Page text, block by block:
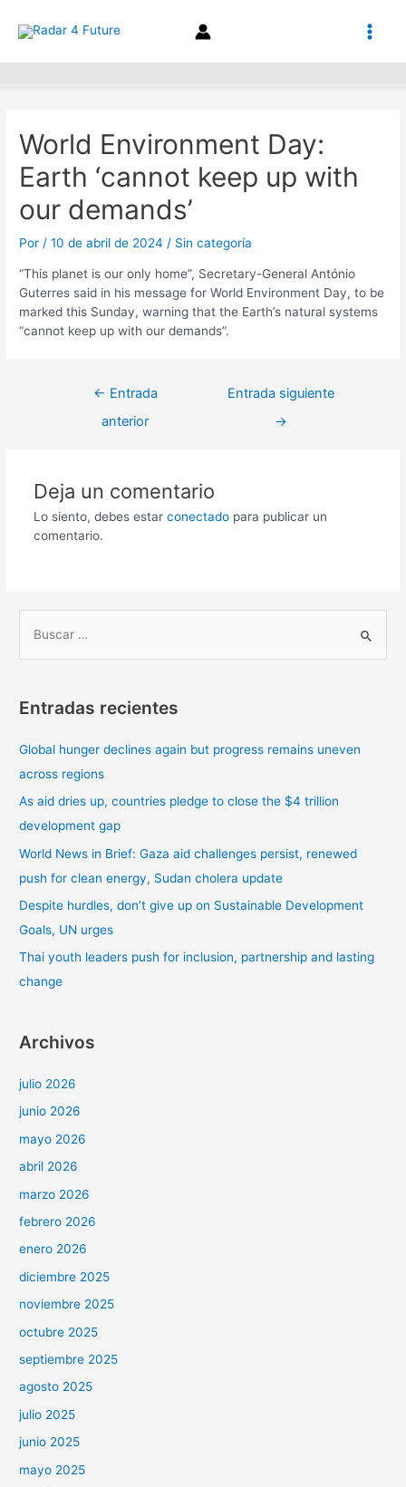
World Environment Day:
Earth ‘cannot keep up with
our demands’
Por /10 de abril de 2024 / Sin categoría
“This planet is our only home”, Secretary-General António
Guterres said in his message for World Environment Day, to be
marked this Sunday, warning that the Earth’s natural systems
“cannot keep up with our demands”.
de
← Entrada
anterior
Entrada siguiente
→
Deja un comentario
Lo siento, debes estar conectadopara publicar un
comentario.
u
c
o
r
:
Entradas recientes
Global hunger declines again but progress remains uneven
across regions
As aid dries up, countries pledge to close the $4 trillion
development gap
World News in Brief: Gaza aid challenges persist, renewed
push for clean energy, Sudan cholera update
Despite hurdles, don’t give up on Sustainable Development
Goals, UN urges
Thai youth leaders push for inclusion, partnership and lasting
change
Archivos
julio 2026
junio 2026
mayo 2026
abril 2026
marzo 2026
febrero 2026
enero 2026
diciembre 2025
noviembre 2025
octubre 2025
septiembre 2025
agosto 2025
julio 2025
junio 2025
mayo 2025